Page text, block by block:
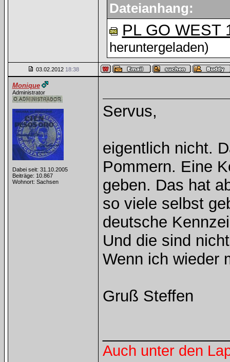
Dateianhang:
PL GO WEST
heruntergeladen)
03.02.2012 18:38
Monique
Administrator
Dabei seit: 31.10.2005
Beiträge: 10.867
Wohnort: Sachsen
Servus,
eigentlich nicht.
Pommern. Eine
geben. Das hat
so viele selbst
deutsche
Und die sind
Wenn ich wieder
Gruß Steffen
Auch unter den